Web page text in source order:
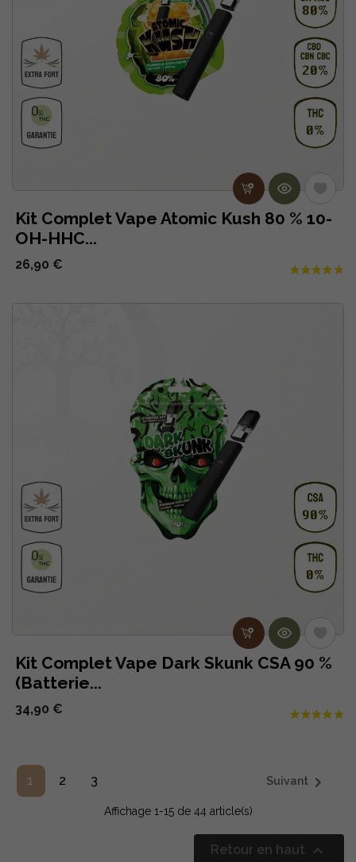
Kit Complet Vape Atomic Kush 80 % 10-
OH-HHC...
26,90 €
Kit Complet Vape Dark Skunk CSA 90 %
(Batterie...
34,90 €
1 2 3 Suivant 
Affichage 1-15 de 44 article(s)
Retour en haut 